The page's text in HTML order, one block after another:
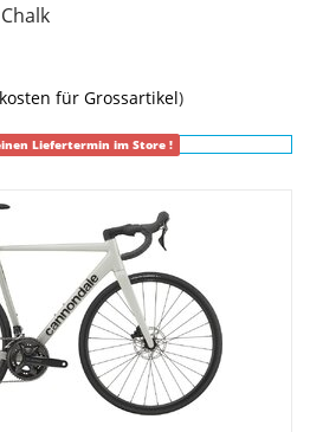
für Grossartikel)
Liefertermin im Store !